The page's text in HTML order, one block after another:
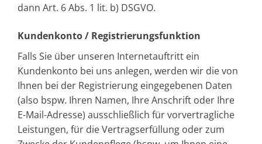
dann Art. 6 Abs. 1 lit. b) DSGVO.
Kundenkonto / Registrierungsfunktion
Falls Sie über unseren Internetauftritt ein
Kundenkonto bei uns anlegen, werden wir die von
Ihnen bei der Registrierung eingegebenen Daten
(also bspw. Ihren Namen, Ihre Anschrift oder Ihre
E-Mail-Adresse) ausschließlich für vorvertragliche
Leistungen, für die Vertragserfüllung oder zum